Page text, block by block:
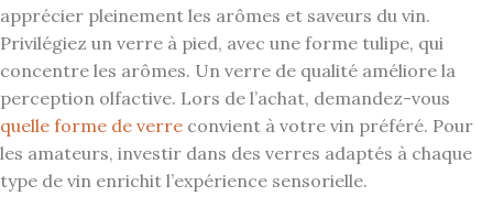
apprécier pleinement les arômes et saveurs du vin.
Privilégiez un verre à pied, avec une forme tulipe, qui
concentre les arômes. Un verre de qualité améliore la
perception olfactive. Lors de l’achat, demandez-vous
quelle forme de verre convient à votre vin préféré. Pour
les amateurs, investir dans des verres adaptés à chaque
type de vin enrichit l’expérience sensorielle.